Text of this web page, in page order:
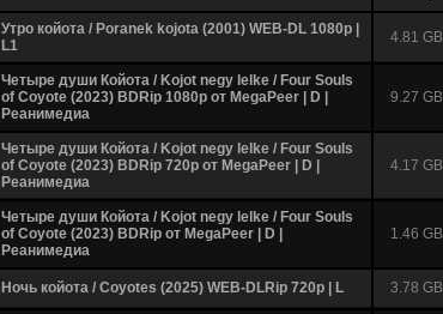
Утро койота / Poranek kojota (2001) WEB-DL 1080p |
L1
4.81 GB
Четыре души Койота / Kojot negy lelke / Four Souls
of Coyote (2023) BDRip 1080p от MegaPeer | D |
Реанимедиа
9.27 GB
Четыре души Койота / Kojot negy lelke / Four Souls
of Coyote (2023) BDRip 720p от MegaPeer | D |
Реанимедиа
4.17 GB
Четыре души Койота / Kojot negy lelke / Four Souls
of Coyote (2023) BDRip от MegaPeer | D |
Реанимедиа
1.46 GB
Ночь койота / Coyotes (2025) WEB-DLRip 720p | L 3.78 GB